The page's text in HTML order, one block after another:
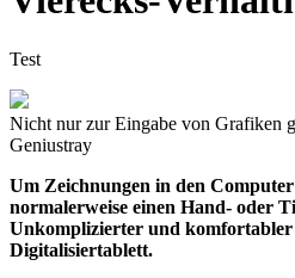
Test
Nicht nur zur Eingabe von Grafiken
Geniustray
Um Zeichnungen in den
normalerweise einen Hand- oder
Unkomplizierter und
Digitalisiertablett.